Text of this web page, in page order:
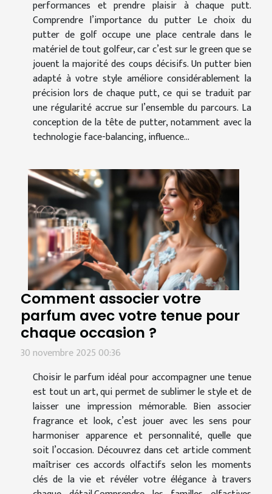
performances et prendre plaisir à chaque putt.
Comprendre l’importance du putter Le choix du
putter de golf occupe une place centrale dans le
matériel de tout golfeur, car c’est sur le green que se
jouent la majorité des coups décisifs. Un putter bien
adapté à votre style améliore considérablement la
précision lors de chaque putt, ce qui se traduit par
une régularité accrue sur l’ensemble du parcours. La
conception de la tête de putter, notamment avec la
technologie face-balancing, influence...
Comment associer votre
parfum avec votre tenue pour
chaque occasion ?
30 novembre 2025 00:36
Choisir le parfum idéal pour accompagner une tenue
est tout un art, qui permet de sublimer le style et de
laisser une impression mémorable. Bien associer
fragrance et look, c’est jouer avec les sens pour
harmoniser apparence et personnalité, quelle que
soit l’occasion. Découvrez dans cet article comment
maîtriser ces accords olfactifs selon les moments
clés de la vie et révéler votre élégance à travers